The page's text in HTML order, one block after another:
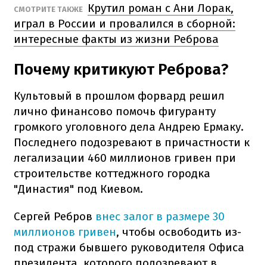
СМОТРИТЕ ТАКЖЕ
Крутил роман с Ани Лорак,
играл в России и провалился в сборной:
интересные факты из жизни Реброва
Почему критикуют Реброва?
Культовый в прошлом форвард решил
лично финансово помочь фигуранту
громкого уголовного дела Андрею Ермаку.
Последнего подозревают в причастности к
легализации 460 миллионов гривен при
строительстве коттеджного городка
"Династия" под Киевом.
Сергей Ребров внес залог в размере 30
миллионов гривен, чтобы освободить из-
под стражи бывшего руководителя Офиса